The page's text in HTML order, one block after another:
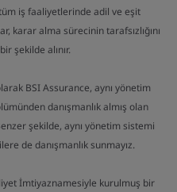
iş faaliyetlerinde adil ve eşit
karar alma sürecinin tarafsızlığını
şekilde alınır.
BSI Assurance, aynı yönetim
danışmanlık almış olan
şekilde, aynı yönetim sistemi
de danışmanlık sunmayız.
İmtiyaznamesiyle kurulmuş bir